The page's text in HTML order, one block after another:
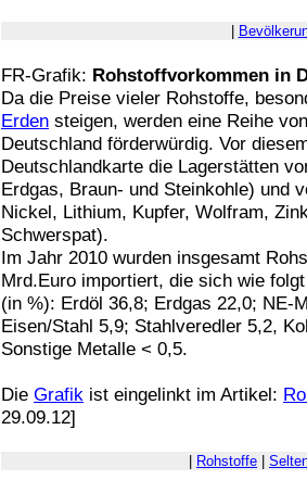
FR-Grafik: Rohstoffvorkommen in
Da die Preise vieler Rohstoffe,
Erden steigen, werden eine Reihe
Deutschland förderwürdig. Vor
Deutschlandkarte die Lagerstätten
Erdgas, Braun- und Steinkohle) und
Nickel, Lithium, Kupfer, Wolfram,
Schwerspat).
Im Jahr 2010 wurden insgesamt
Mrd.Euro importiert, die sich wie
(in %): Erdöl 36,8; Erdgas 22,0; NE-
Eisen/Stahl 5,9; Stahlveredler 5,2,
Sonstige Metalle < 0,5.
Die Grafik ist eingelinkt im Artikel:
29.09.12]
Rohstoffe